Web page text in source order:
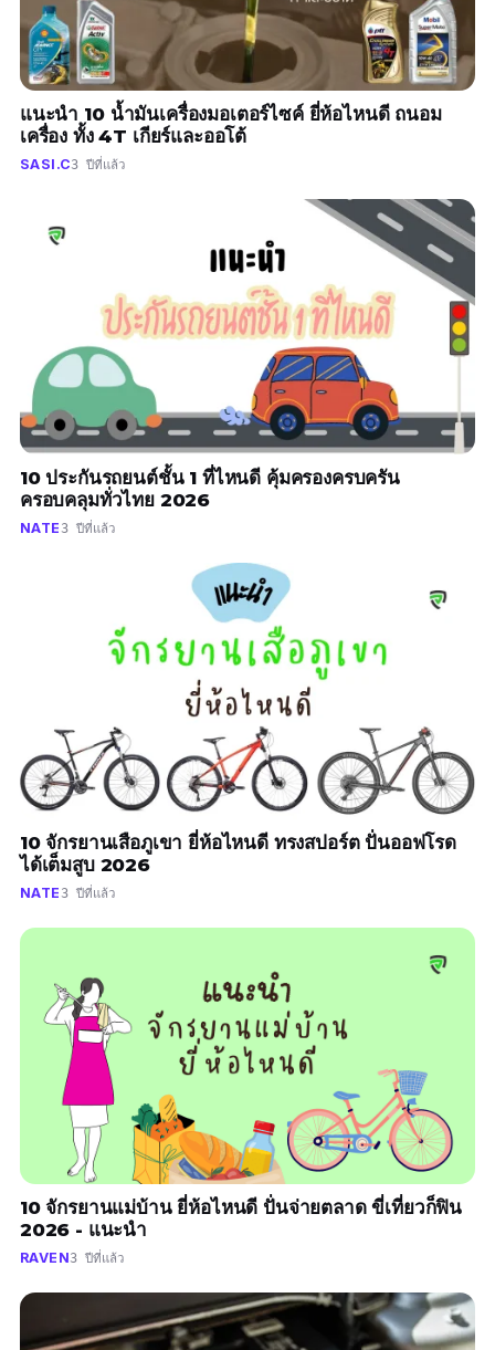
แนะนำ 10 น้ำมันเครื่องมอเตอร์ไซค์ ยี่ห้อไหนดี ถนอม
เครื่อง ทั้ง 4T เกียร์และออโต้
SASI.C3 ปีที่แล้ว
10 ประกันรถยนต์ชั้น 1 ที่ไหนดี คุ้มครองครบครัน
ครอบคลุมทั่วไทย 2026
NATE3 ปีที่แล้ว
10 จักรยานเสือภูเขา ยี่ห้อไหนดี ทรงสปอร์ต ปั่นออฟโรด
ได้เต็มสูบ 2026
NATE3 ปีที่แล้ว
10 จักรยานแม่บ้าน ยี่ห้อไหนดี ปั่นจ่ายตลาด ขี่เที่ยวก็ฟิน
2026 - แนะนำ
RAVEN3 ปีที่แล้ว